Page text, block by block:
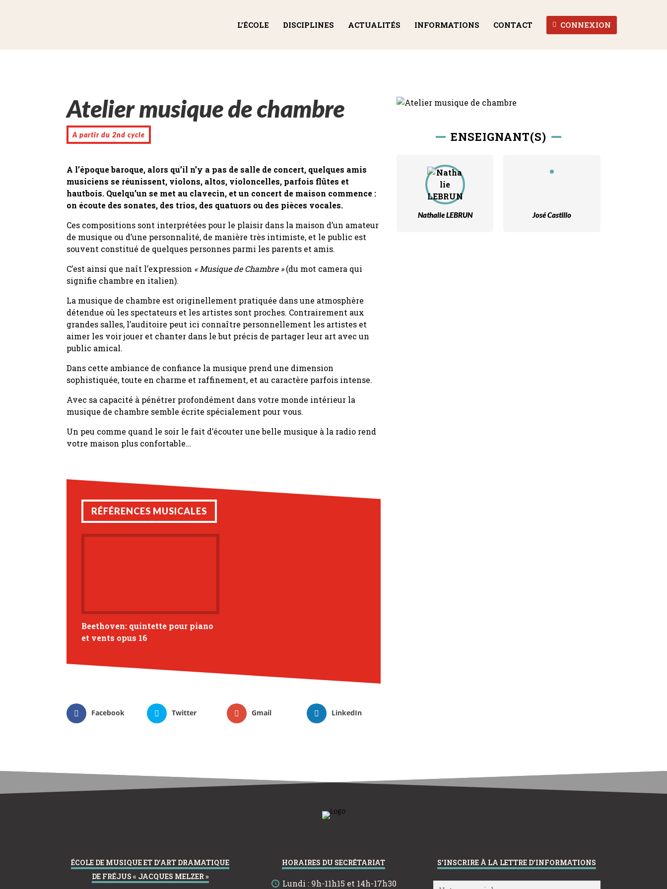
L’ÉCOLE DISCIPLINES ACTUALITÉS INFORMATIONS CONTACT CONNEXION
Atelier musique de chambre
A partir du 2nd cycle
A l’époque baroque, alors qu’il n’y a pas de salle de concert, quelques amis
musiciens se réunissent, violons, altos, violoncelles, parfois flûtes et
hautbois. Quelqu’un se met au clavecin, et un concert de maison commence :
on écoute des sonates, des trios, des quatuors ou des pièces vocales.
Ces compositions sont interprétées pour le plaisir dans la maison d’un amateur
de musique ou d’une personnalité, de manière très intimiste, et le public est
souvent constitué de quelques personnes parmi les parents et amis.
C’est ainsi que naît l’expression « Musique de Chambre »(du mot camera qui
signifie chambre en italien).
La musique de chambre est originellement pratiquée dans une atmosphère
détendue où les spectateurs et les artistes sont proches. Contrairement aux
grandes salles, l’auditoire peut ici connaître personnellement les artistes et
aimer les voir jouer et chanter dans le but précis de partager leur art avec un
public amical.
Dans cette ambiance de confiance la musique prend une dimension
sophistiquée, toute en charme et raffinement, et au caractère parfois intense.
Avec sa capacité à pénétrer profondément dans votre monde intérieur la
musique de chambre semble écrite spécialement pour vous.
Un peu comme quand le soir le fait d’écouter une belle musique à la radio rend
votre maison plus confortable…
RÉFÉRENCES MUSICALES
Beethoven: quintette pour piano
et vents opus 16
Facebook Twitter Gmail LinkedIn
ENSEIGNANT(S)
Nathalie LEBRUN José Castillo
ÉCOLE DE MUSIQUE ET D’ART DRAMATIQUE
DE FRÉJUS « JACQUES MELZER »
HORAIRES DU SECRÉTARIAT
Lundi : 9h-11h15 et 14h-17h30
S’INSCRIRE À LA LETTRE D’INFORMATIONS